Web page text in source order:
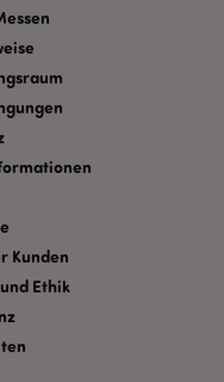
Kunden
Ethik
kann die